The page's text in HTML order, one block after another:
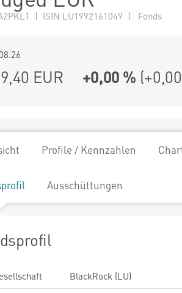
| ISIN LU1992161049 | Fonds
9,40 EUR +0,00 % (+0,00
Profile / Kennzahlen
Ausschüttungen
BlackRock (LU)